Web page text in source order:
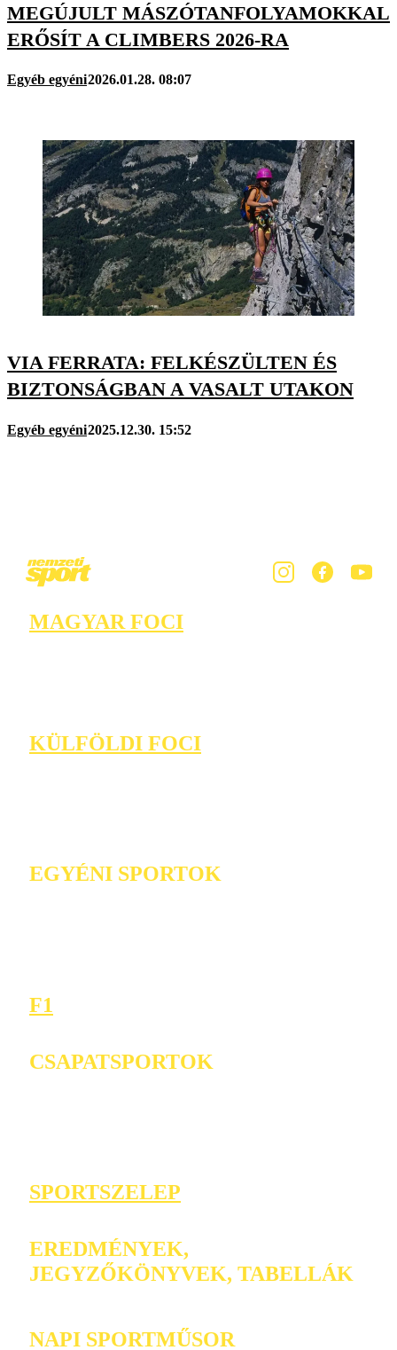
MEGÚJULT MÁSZÓTANFOLYAMOKKAL
ERŐSÍT A CLIMBERS 2026-RA
Egyéb egyéni2026.01.28. 08:07
VIA FERRATA: FELKÉSZÜLTEN ÉS
BIZTONSÁGBAN A VASALT UTAKON
Egyéb egyéni2025.12.30. 15:52
MAGYAR FOCI
KÜLFÖLDI FOCI
EGYÉNI SPORTOK
F1
CSAPATSPORTOK
SPORTSZELEP
EREDMÉNYEK,
JEGYZŐKÖNYVEK, TABELLÁK
NAPI SPORTMŰSOR